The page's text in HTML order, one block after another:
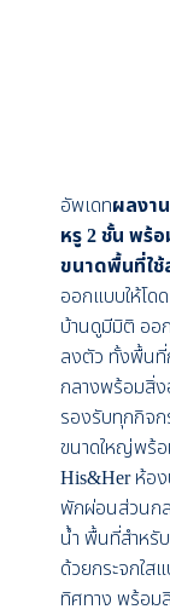
อัพเดทผลงา
หรู 2 ชั้น พร้
ขนาดพื้นที่ใช้
ออกแบบให้โด
บ้านดูมีมิติ ออ
ลงตัว ทั้งพื้นที่
กลางพร้อมสิ่
รองรับทุกกิจก
ขนาดใหญ่พร้
His&Her ห้อ
พักผ่อนส่วนก
น้ำ พื้นที่สำหรั
ด้วยกระจกใส
ทิศทาง พร้อม